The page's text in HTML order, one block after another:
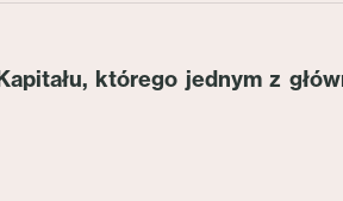
którego jednym z